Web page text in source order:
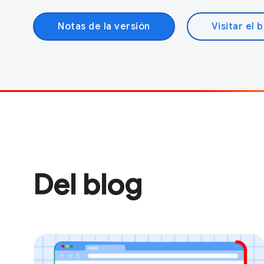
Notas de la versión Visitar el
Del blog